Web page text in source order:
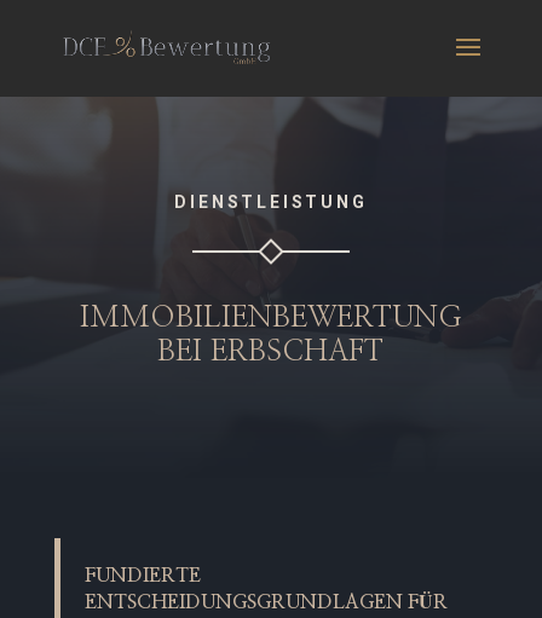
DIENSTLEISTUNG
IMMOBILIENBEWERTUNG
BEI ERBSCHAFT
FUNDIERTE
ENTSCHEIDUNGSGRUNDLAGEN FÜR